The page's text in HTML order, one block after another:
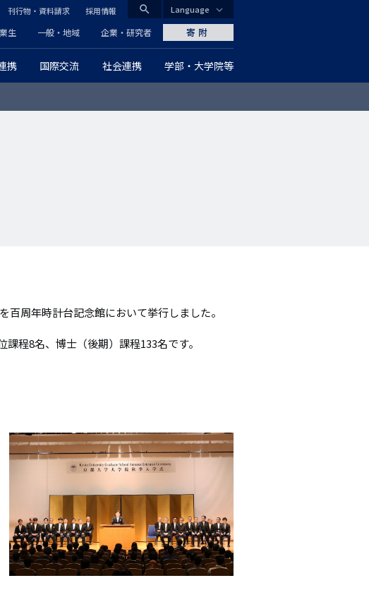
CLOSE
search
グ
ロ
携 国際交流 社会連携 学部・大学院等
生 一般・地域 企業・研究者
刊行物・資料請求 採用情報
寄附
Language
周年時計台記念館において挙行しました。
程8名、博士（後期）課程133名です。